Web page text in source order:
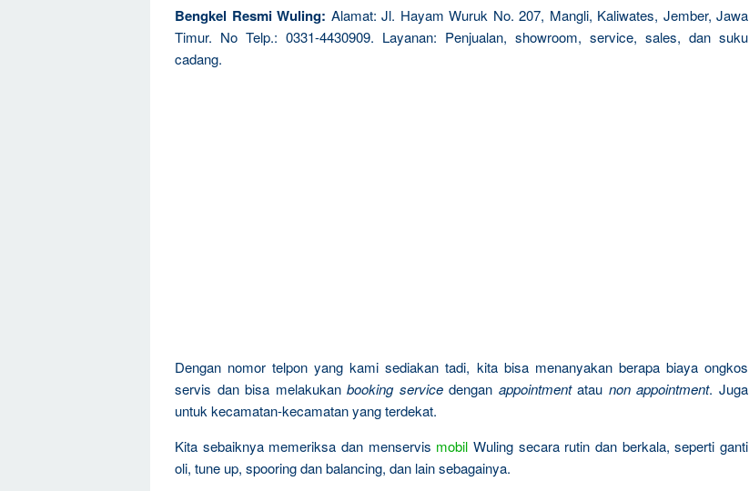
Bengkel Resmi Wuling: Alamat: Jl. Hayam Wuruk No. 207, Mangli, Kaliwates, Jember, Jawa
Timur. No Telp.: 0331-4430909. Layanan: Penjualan, showroom, service, sales, dan suku
cadang.
Dengan nomor telpon yang kami sediakan tadi, kita bisa menanyakan berapa biaya ongkos
servis dan bisa melakukanbooking servicedengan appointmentatau non appointment. Juga
untuk kecamatan-kecamatan yang terdekat.
Kita sebaiknya memeriksa dan menservis mobil Wuling secara rutin dan berkala, seperti ganti
oli, tune up, spooring dan balancing, dan lain sebagainya.